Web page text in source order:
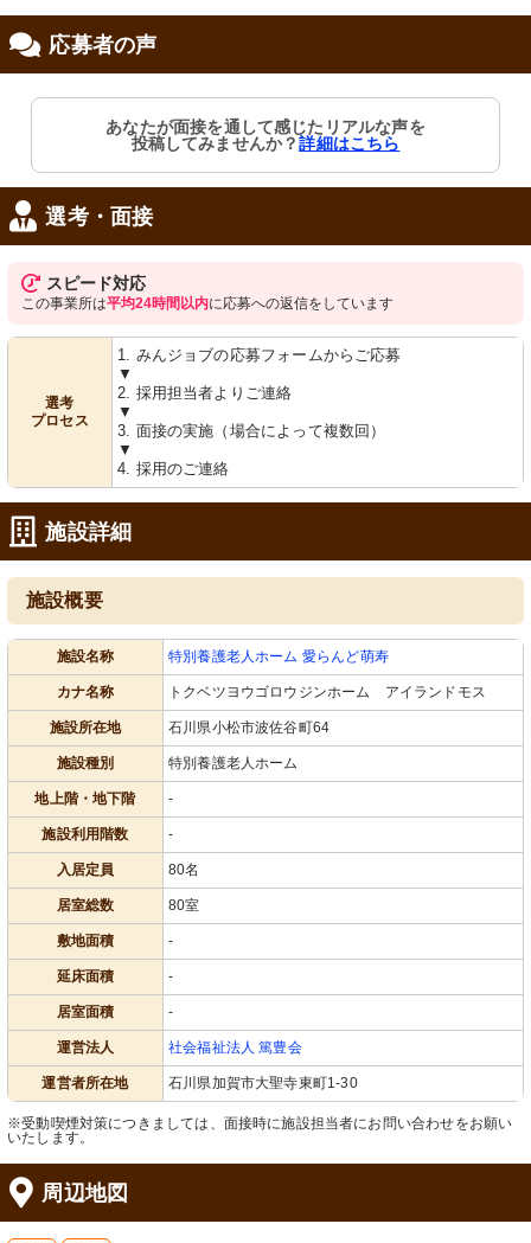
応募者の声
あなたが面接を通して感じたリアルな声を
投稿してみませんか？詳細はこちら
選考・面接
スピード対応
この事業所は平均24時間以内に応募への返信をしています
選考
プロセス
1. みんジョブの応募フォームからご応募
▼
2. 採用担当者よりご連絡
▼
3. 面接の実施（場合によって複数回）
▼
4. 採用のご連絡
施設詳細
施設概要
施設名称 特別養護老人ホーム 愛らんど萌寿
カナ名称 トクベツヨウゴロウジンホーム アイランドモス
施設所在地 石川県小松市波佐谷町64
施設種別 特別養護老人ホーム
地上階・地下階 -
施設利用階数 -
入居定員 80名
居室総数 80室
敷地面積 -
延床面積 -
居室面積 -
運営法人 社会福祉法人 篤豊会
運営者所在地 石川県加賀市大聖寺東町1-30
※受動喫煙対策につきましては、面接時に施設担当者にお問い合わせをお願い
いたします。
周辺地図